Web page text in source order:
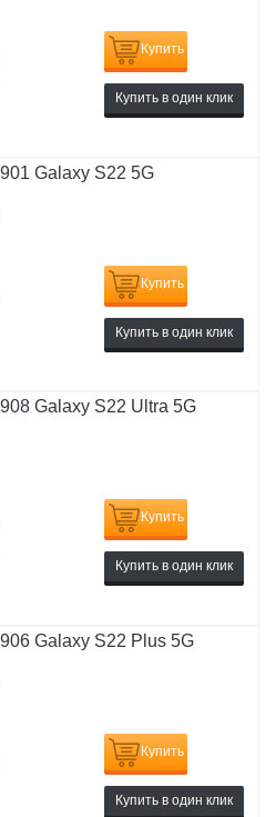
Купить
Купить в один клик
Galaxy S22 5G
Купить
Купить в один клик
Galaxy S22 Ultra 5G
Купить
Купить в один клик
Galaxy S22 Plus 5G
Купить
Купить в один клик